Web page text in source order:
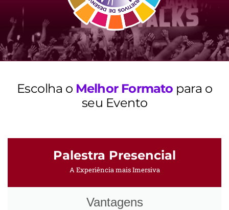
Escolha o Melhor Formato para o
seu Evento
Palestra Presencial
A Experiência mais Imersiva
Vantagens